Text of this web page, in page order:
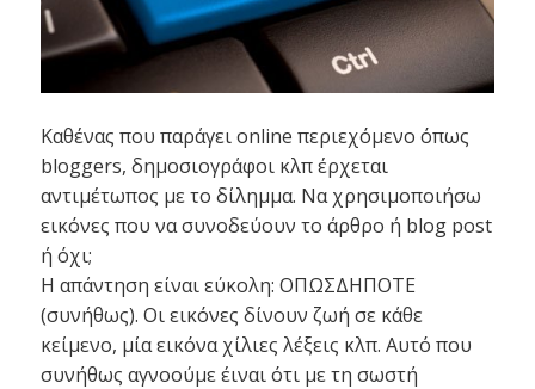
Καθένας που παράγει online περιεχόμενο όπως
bloggers, δημοσιογράφοι κλπ έρχεται
αντιμέτωπος με το δίλημμα. Να χρησιμοποιήσω
εικόνες που να συνοδεύουν το άρθρο ή blog post
ή όχι;
Η απάντηση είναι εύκολη: ΟΠΩΣΔΗΠΟΤΕ
(συνήθως). Οι εικόνες δίνουν ζωή σε κάθε
κείμενο, μία εικόνα χίλιες λέξεις κλπ. Αυτό που
συνήθως αγνοούμε έιναι ότι με τη σωστή